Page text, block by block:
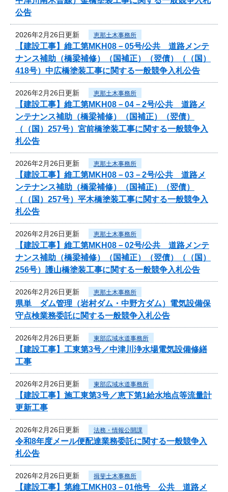
公告
2026年2月26日更新 恵那土木事務所
【建設工事】維工第MKH08－05号/公共 道路メンテ
ナンス補助（橋梁補修）（国補正）（翌債）（（国）
418号）中広橋塗装工事に関する一般競争入札公告
2026年2月26日更新 恵那土木事務所
【建設工事】維工第MKH08－04－2号/公共 道路メ
ンテナンス補助（橋梁補修）（国補正）（翌債）
（（国）257号）宮前橋塗装工事に関する一般競争入
札公告
2026年2月26日更新 恵那土木事務所
【建設工事】維工第MKH08－03－2号/公共 道路メ
ンテナンス補助（橋梁補修）（国補正）（翌債）
（（国）257号）平木橋塗装工事に関する一般競争入
札公告
2026年2月26日更新 恵那土木事務所
【建設工事】維工第MKH08－02号/公共 道路メンテ
ナンス補助（橋梁補修）（国補正）（翌債）（（国）
256号）護山橋塗装工事に関する一般競争入札公告
2026年2月26日更新 恵那土木事務所
県単 ダム管理（岩村ダム・中野方ダム）電気設備保
守点検業務委託に関する一般競争入札公告
2026年2月26日更新 東部広域水道事務所
【建設工事】工東第3号／中津川浄水場電気設備修繕
工事
2026年2月26日更新 東部広域水道事務所
【建設工事】施工東第3号／恵下第1給水地点等流量計
更新工事
2026年2月26日更新 法務・情報公開課
令和8年度メール便配達業務委託に関する一般競争入
札公告
2026年2月26日更新 揖斐土木事務所
【建設工事】第維工MKH03－01他号 公共 道路メ